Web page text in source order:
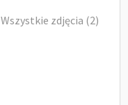
Wszystkie zdjęcia (2)